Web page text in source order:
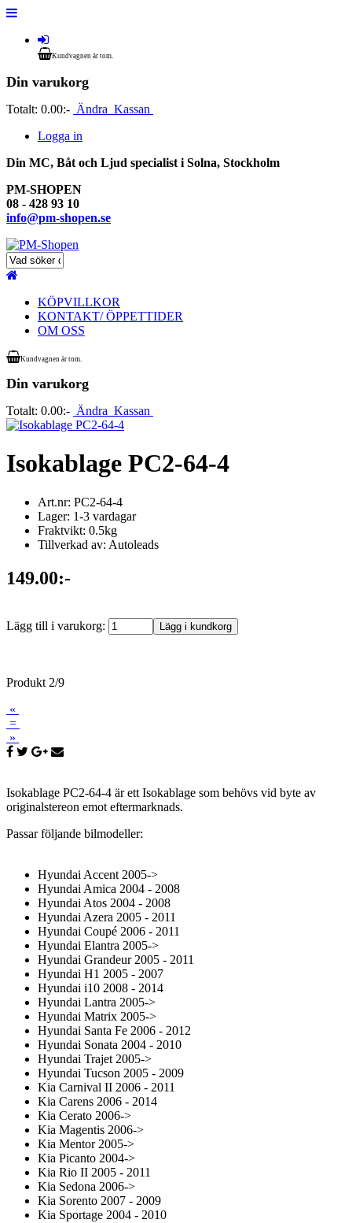
Kundvagnen är tom.
Din varukorg
Totalt: 0.00:- Ändra Kassan
Logga in
Din MC, Båt och Ljud specialist i Solna, Stockholm
PM-SHOPEN
08 - 428 93 10
info@pm-shopen.se
KÖPVILLKOR
KONTAKT/ ÖPPETTIDER
OM OSS
Kundvagnen är tom.
Din varukorg
Totalt: 0.00:- Ändra Kassan
Isokablage PC2-64-4
Art.nr: PC2-64-4
Lager: 1-3 vardagar
Fraktvikt: 0.5kg
Tillverkad av: Autoleads
149.00:-
Lägg till i varukorg:
Produkt 2/9
«
=
»
Isokablage PC2-64-4 är ett Isokablage som behövs vid byte av
originalstereon emot eftermarknads.
Passar följande bilmodeller:
Hyundai Accent 2005->
Hyundai Amica 2004 - 2008
Hyundai Atos 2004 - 2008
Hyundai Azera 2005 - 2011
Hyundai Coupé 2006 - 2011
Hyundai Elantra 2005->
Hyundai Grandeur 2005 - 2011
Hyundai H1 2005 - 2007
Hyundai i10 2008 - 2014
Hyundai Lantra 2005->
Hyundai Matrix 2005->
Hyundai Santa Fe 2006 - 2012
Hyundai Sonata 2004 - 2010
Hyundai Trajet 2005->
Hyundai Tucson 2005 - 2009
Kia Carnival II 2006 - 2011
Kia Carens 2006 - 2014
Kia Cerato 2006->
Kia Magentis 2006->
Kia Mentor 2005->
Kia Picanto 2004->
Kia Rio II 2005 - 2011
Kia Sedona 2006->
Kia Sorento 2007 - 2009
Kia Sportage 2004 - 2010